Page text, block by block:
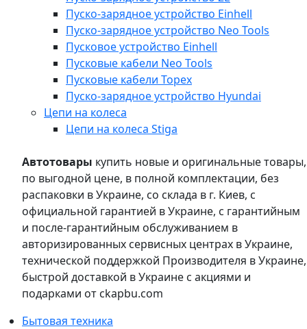
Пуско-зарядное устройство Einhell
Пуско-зарядное устройство Neo Tools
Пусковое устройство Einhell
Пусковые кабели Neo Tools
Пусковые кабели Topex
Пуско-зарядное устройство Hyundai
Цепи на колеса
Цепи на колеса Stiga
Автотовары купить новые и оригинальные товары,
по выгодной цене, в полной комплектации, без
распаковки в Украине, со склада в г. Киев, с
официальной гарантией в Украине, с гарантийным
и после-гарантийным обслуживанием в
авторизированных сервисных центрах в Украине,
технической поддержкой Производителя в Украине,
быстрой доставкой в Украине с акциями и
подарками от ckapbu.com
Бытовая техника